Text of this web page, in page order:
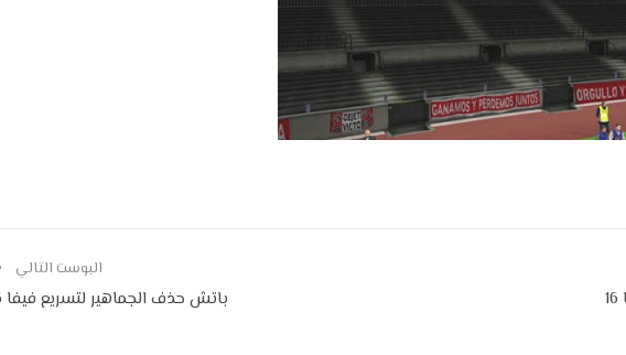
البوست التالي
باتش حذف الجماهير لتسريع فيفا 16